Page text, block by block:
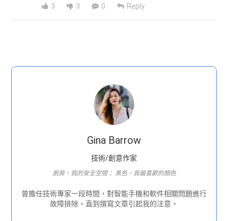
3 3 0 Reply
Gina Barrow
技術/創意作家
廚房，我的安全空間； 黑色，我最喜歡的顏色
曾擔任技術專家一段時間，對智能手機和軟件相關問題進行
故障排除，直到撰寫文章引起我的注意。